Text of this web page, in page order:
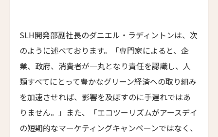
ウエスト ベイ クラブ
ラ・コラリーナ・アイランド・ハウス
コンヴェント・フランチェスカーノ
パイン・ツリーズ・ホテル
SLH開発部副社長のダニエル・ラディントンは、次
のように述べております。「専門家によると、企
業、政府、消費者が一丸となり責任を認識し、人
類すべてにとって豊かなグリーン経済への取り組み
を加速させれば、影響を及ぼすのに手遅れではあ
りません。」また、「エコツーリズムがアースデイ
の短期的なマーケティングキャンペーンではなく、
Eメール*
閉じる